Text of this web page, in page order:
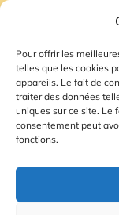
Pour offrir les
telles que les cookies
appareils. Le fait de
traiter des données
uniques sur ce site. Le
consentement peut
fonctions.